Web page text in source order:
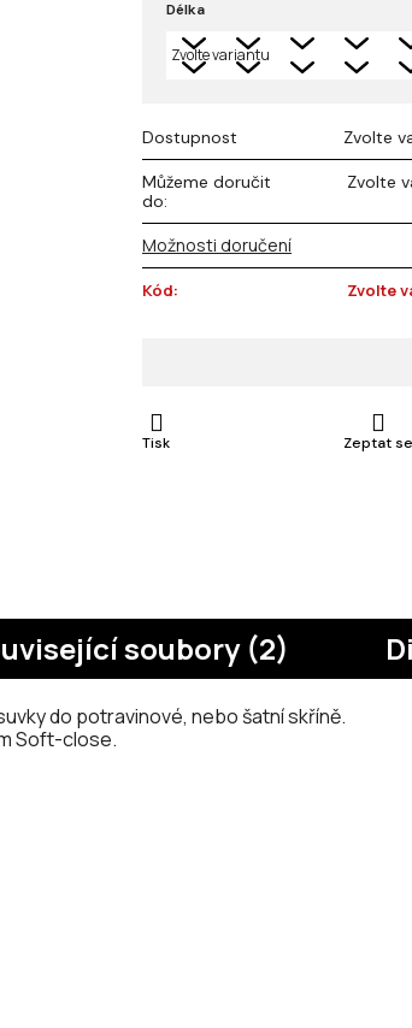
z 5
hvězdiček.
Délka
Dostupnost Zvolte
Můžeme doručit
do:
Zvolte
Možnosti doručení
Kód: Zvolte
Tisk Zeptat se
soubory (2)
do potravinové, nebo šatní skříně.
Soft-close.